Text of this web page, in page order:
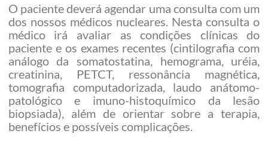
O paciente deverá agendar uma consulta com um
dos nossos médicos nucleares. Nesta consulta o
médico irá avaliar as condições clínicas do
paciente e os exames recentes (cintilografia com
análogo da somatostatina, hemograma, uréia,
creatinina, PETCT, ressonância magnética,
tomografia computadorizada, laudo anátomo-
patológico e imuno-histoquímico da lesão
biopsiada), além de orientar sobre a terapia,
benefícios e possíveis complicações.